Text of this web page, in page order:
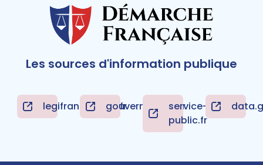
Les sources d'information publique
legifrance.gouv.frgouvernement.frservice-
public.fr